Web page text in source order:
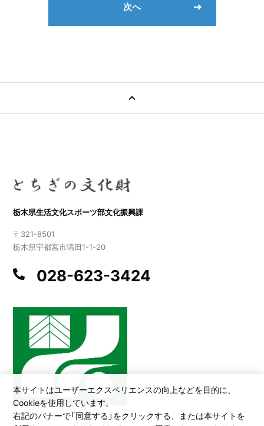
本サイトはユーザーエクスペリエンスの向上などを目的に、
Cookieを使用しています。
右記のバナーで「同意する」をクリックする、または本サイトを
次へ
栃木県生活文化スポーツ部文化振興課
〒321-8501
栃木県宇都宮市塙田1-1-20
028-623-3424